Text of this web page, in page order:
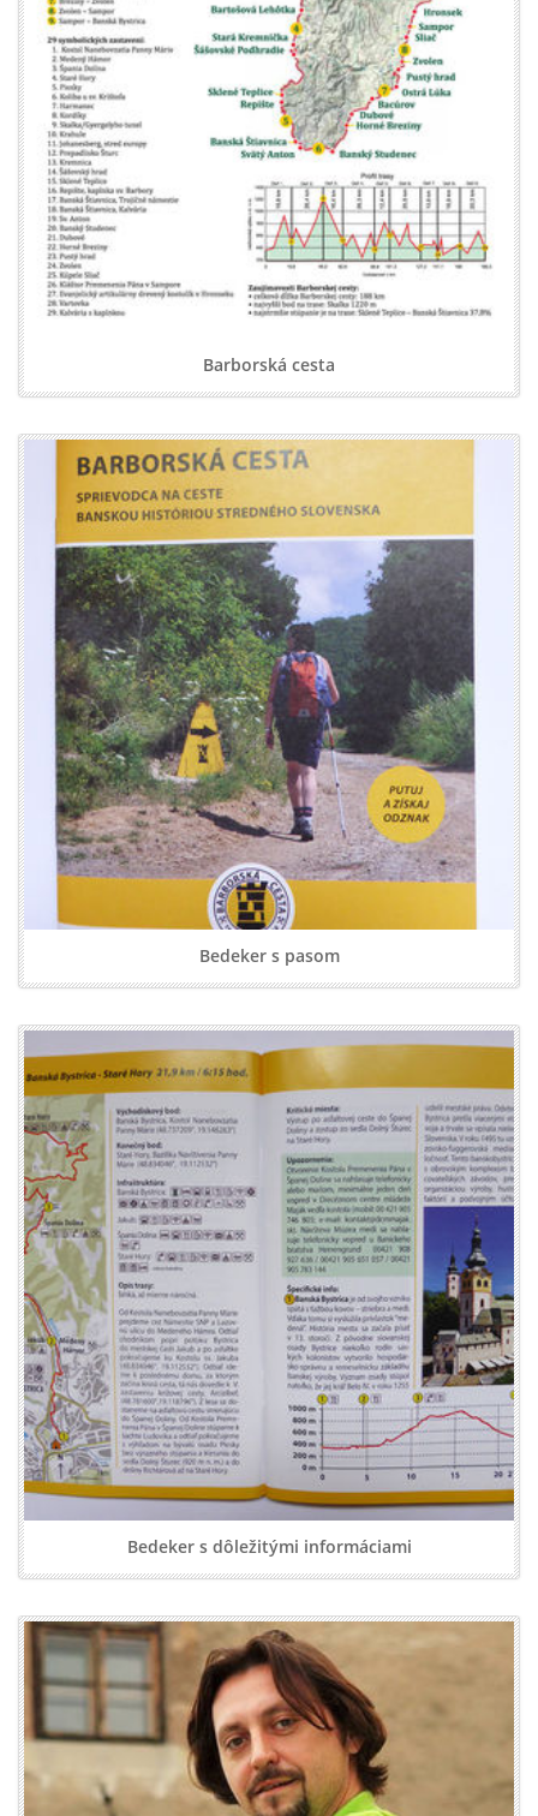
Barborská cesta
Bedeker s pasom
Bedeker s dôležitými informáciami